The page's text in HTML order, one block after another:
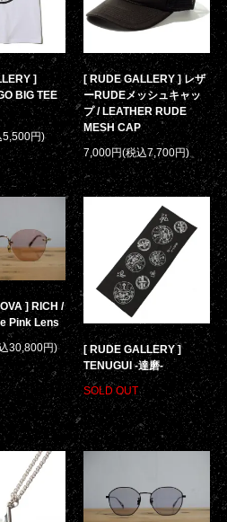
]
BIG TEE
5,500円)
[ RUDE GALLERY ] レザ
ーRUDEメッシュキャッ
プ / LEATHER RUDE
MESH CAP
7,000円(税込7,700円)
] RICH /
Pink Lens
30,800円)
[ RUDE GALLERY ]
TENUGUI -達磨-
SOLD OUT